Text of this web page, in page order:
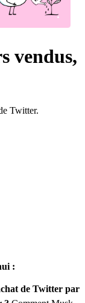
vendus,
Twitter.
:
de Twitter par